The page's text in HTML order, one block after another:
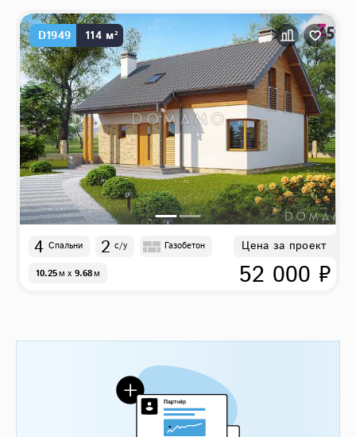
D1949 114 м²
4 Спальни 2 с/у Газобетон
10.25м x 9.68м
Цена за проект
52 000 ₽